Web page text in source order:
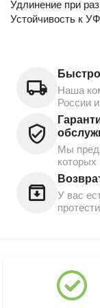
Удлинение при
Устойчивость к
Наша
России
Мы
У вас
Магазин